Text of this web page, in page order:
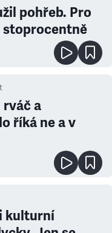
pohřeb. Pro
stoprocentně
rváč a
říká ne a v
kulturní